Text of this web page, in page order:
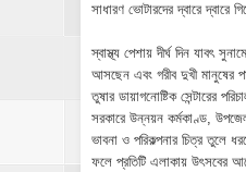
সাধারণ ভোটারদের দ্বারে দ্বারে
স্বাস্থ্য পেশায় দীর্ঘ দিন যাবৎ
আসছেন এবং গরীব দুখী মানুষের
তুষার ডায়াগনোষ্টিক সেন্টারের
সরকারে উন্নয়ন কর্মকাণ্ড,
ভাবনা ও পরিকল্পনার চিত্র তুলে
ফলে প্রতিটি এলাকায় উৎসবের